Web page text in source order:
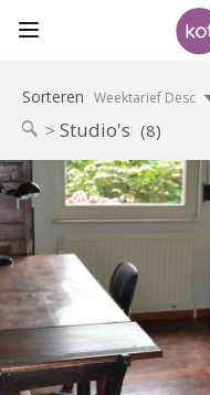
Sorteren Weektarief Desc
Studio's (8)